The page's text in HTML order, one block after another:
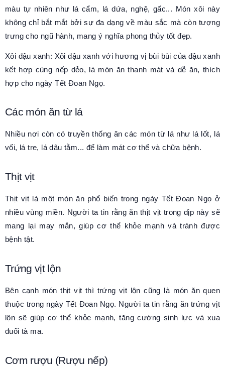
màu tự nhiên như lá cẩm, lá dứa, nghệ, gấc... Món xôi này
không chỉ bắt mắt bởi sự đa dạng về màu sắc mà còn tượng
trưng cho ngũ hành, mang ý nghĩa phong thủy tốt đẹp.
Xôi đậu xanh: Xôi đậu xanh với hương vị bùi bùi của đậu xanh
kết hợp cùng nếp dẻo, là món ăn thanh mát và dễ ăn, thích
hợp cho ngày Tết Đoan Ngọ.
Các món ăn từ lá
Nhiều nơi còn có truyền thống ăn các món từ lá như lá lốt, lá
vối, lá tre, lá dâu tằm... để làm mát cơ thể và chữa bệnh.
Thịt vịt
Thịt vịt là một món ăn phổ biến trong ngày Tết Đoan Ngọ ở
nhiều vùng miền. Người ta tin rằng ăn thịt vịt trong dịp này sẽ
mang lại may mắn, giúp cơ thể khỏe mạnh và tránh được
bệnh tật.
Trứng vịt lộn
Bên cạnh món thịt vịt thì trứng vịt lộn cũng là món ăn quen
thuộc trong ngày Tết Đoan Ngọ. Người ta tin rằng ăn trứng vịt
lộn sẽ giúp cơ thể khỏe mạnh, tăng cường sinh lực và xua
đuổi tà ma.
Cơm rượu (Rượu nếp)